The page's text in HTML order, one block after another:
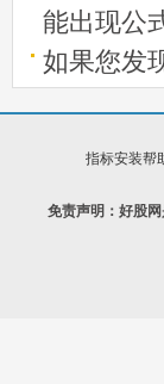
能出现公
如果您发
指标安装帮
免责声明：好股